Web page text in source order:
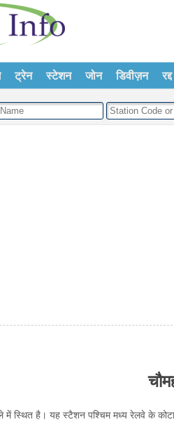
ट्रेन स्टेशन जोन डिवीज़न
स्थित है। यह स्टैशन पश्चिम मध्य रेलवे के